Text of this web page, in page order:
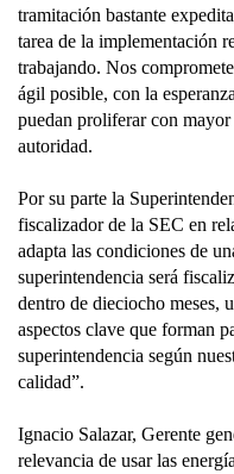
tramitación bastante
tarea de la implementación
trabajando. Nos
ágil posible, con la
puedan proliferar con mayor
autoridad.
Por su parte la
fiscalizador de la SEC en
adapta las condiciones de
superintendencia será
dentro de dieciocho meses,
aspectos clave que forman
superintendencia según
calidad”.
Ignacio Salazar, Gerente
relevancia de usar las